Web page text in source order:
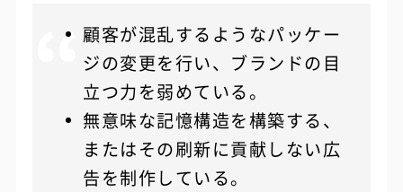
顧客が混乱するようなパッケー
ジの変更を行い、ブランドの目
立つ力を弱めている。
無意味な記憶構造を構築する、
またはその刷新に貢献しない広
告を制作している。